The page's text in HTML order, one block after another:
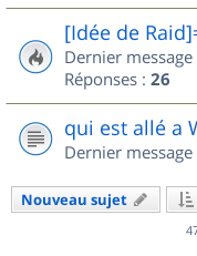
[Idée de
Dernier
Réponses : 26
qui est allé a
Dernier
Nouveau sujet